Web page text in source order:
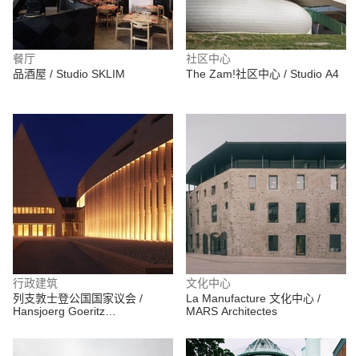
餐厅
品酒屋 / Studio SKLIM
社区中心
The Zam!社区中心 / Studio A4
行政建筑
列支敦士登公国国家议会 /
Hansjoerg Goeritz
文化中心
La Manufacture 文化中心 /
MARS Architectes